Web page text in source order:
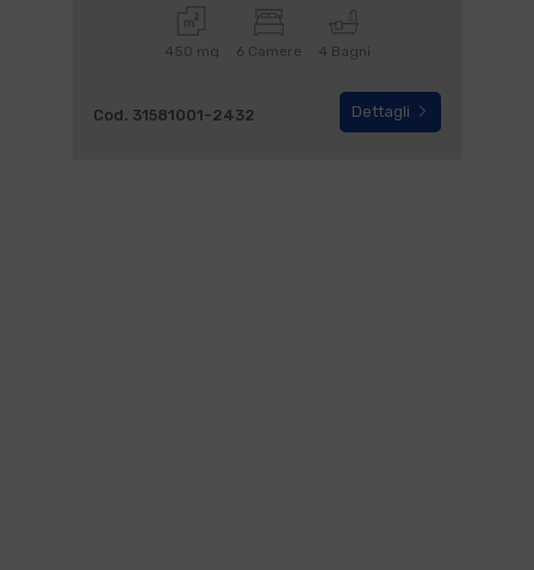
450 mq 6 Camere 4 Bagni
Cod. 31581001-2432 Dettagli